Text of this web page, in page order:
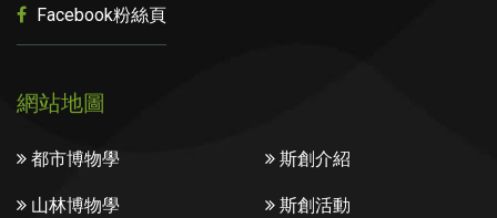
Facebook粉絲頁
網站地圖
都市博物學
山林博物學
斯創介紹
斯創活動